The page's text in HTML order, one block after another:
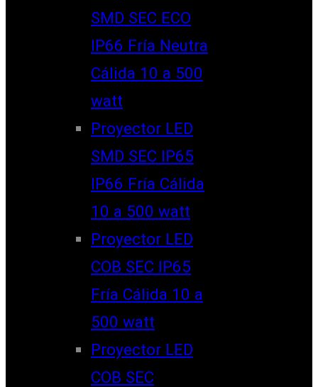
SMD SEC ECO
IP66 Fría Neutra
Cálida 10 a 500
watt
Proyector LED
SMD SEC IP65
IP66 Fría Cálida
10 a 500 watt
Proyector LED
COB SEC IP65
Fría Cálida 10 a
500 watt
Proyector LED
COB SEC